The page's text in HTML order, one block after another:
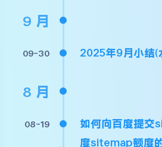
9 月
09-30 2025年9月小结(
8 月
08-19
如何向百度提交
度sitemap额度